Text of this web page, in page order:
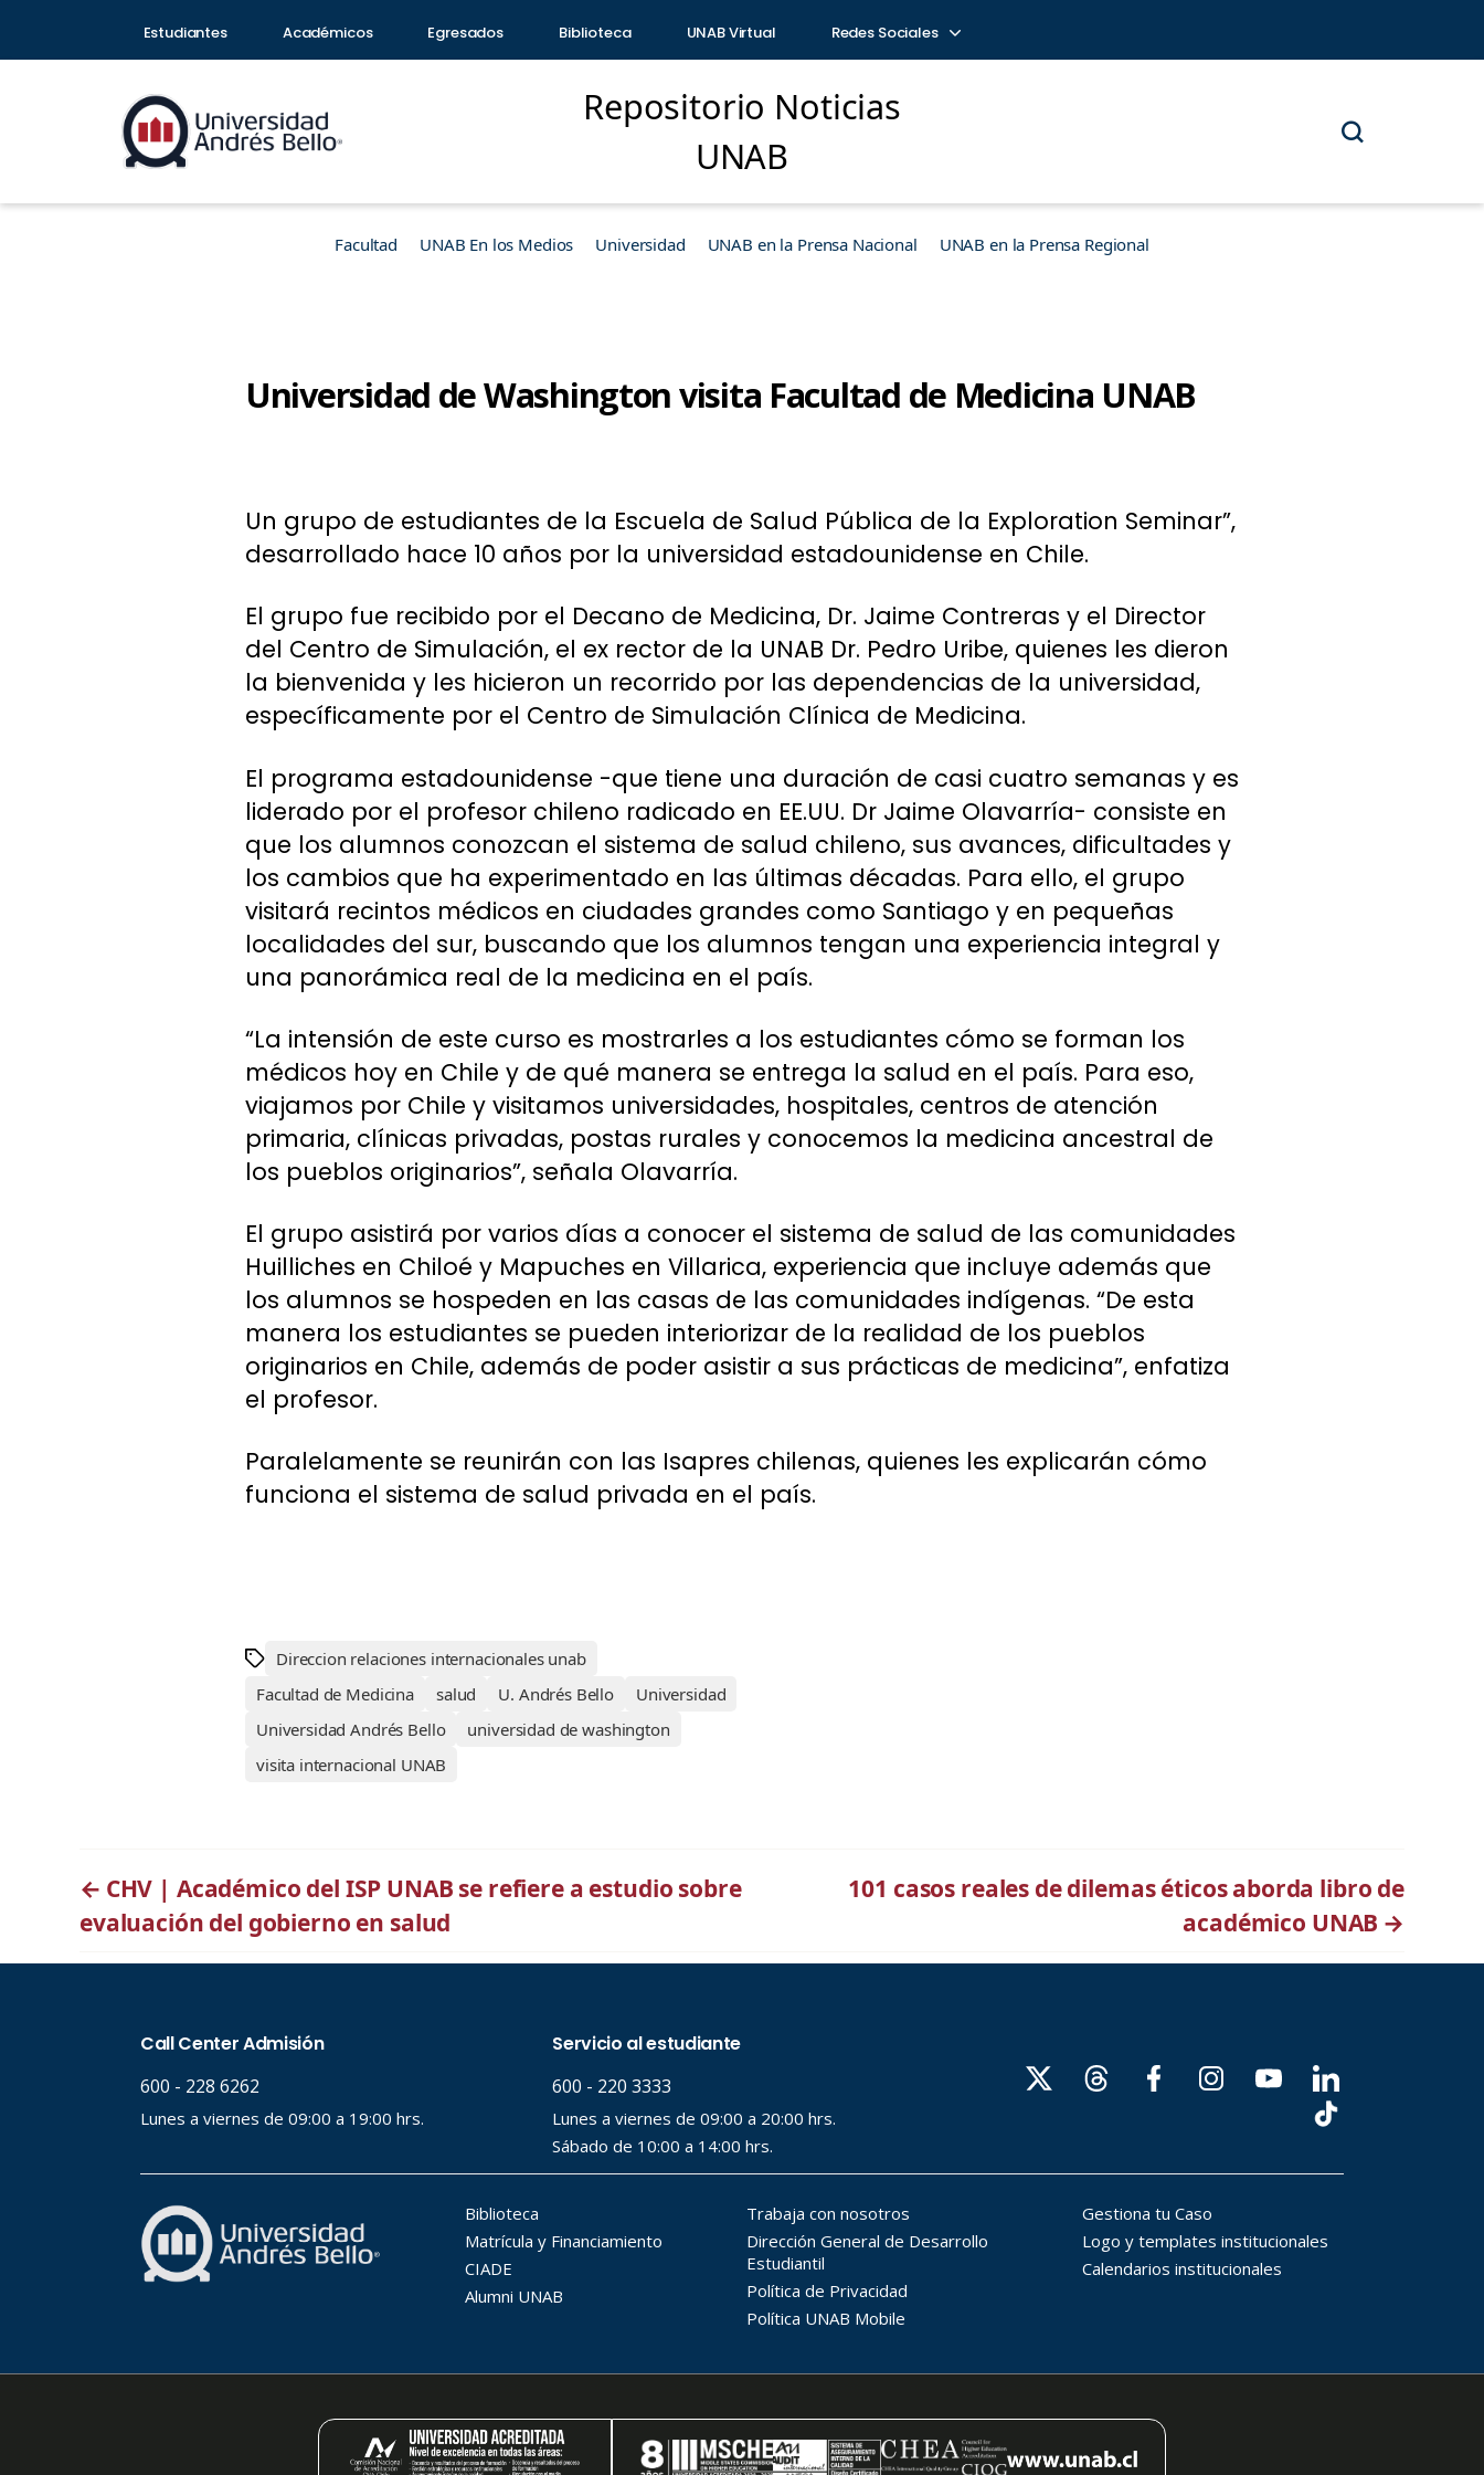
Estudiantes Académicos Egresados Biblioteca UNAB Virtual Redes Sociales
Repositorio Noticias
UNAB
Facultad UNAB En los Medios Universidad UNAB en la Prensa Nacional UNAB en la Prensa Regional
Universidad de Washington visita Facultad de Medicina UNAB
Un grupo de estudiantes de la Escuela de Salud Pública de la Exploration Seminar”,
desarrollado hace 10 años por la universidad estadounidense en Chile.
El grupo fue recibido por el Decano de Medicina, Dr. Jaime Contreras y el Director
del Centro de Simulación, el ex rector de la UNAB Dr. Pedro Uribe, quienes les dieron
la bienvenida y les hicieron un recorrido por las dependencias de la universidad,
específicamente por el Centro de Simulación Clínica de Medicina.
El programa estadounidense -que tiene una duración de casi cuatro semanas y es
liderado por el profesor chileno radicado en EE.UU. Dr Jaime Olavarría- consiste en
que los alumnos conozcan el sistema de salud chileno, sus avances, dificultades y
los cambios que ha experimentado en las últimas décadas. Para ello, el grupo
visitará recintos médicos en ciudades grandes como Santiago y en pequeñas
localidades del sur, buscando que los alumnos tengan una experiencia integral y
una panorámica real de la medicina en el país.
“La intensión de este curso es mostrarles a los estudiantes cómo se forman los
médicos hoy en Chile y de qué manera se entrega la salud en el país. Para eso,
viajamos por Chile y visitamos universidades, hospitales, centros de atención
primaria, clínicas privadas, postas rurales y conocemos la medicina ancestral de
los pueblos originarios”, señala Olavarría.
El grupo asistirá por varios días a conocer el sistema de salud de las comunidades
Huilliches en Chiloé y Mapuches en Villarica, experiencia que incluye además que
los alumnos se hospeden en las casas de las comunidades indígenas. “De esta
manera los estudiantes se pueden interiorizar de la realidad de los pueblos
originarios en Chile, además de poder asistir a sus prácticas de medicina”, enfatiza
el profesor.
Paralelamente se reunirán con las Isapres chilenas, quienes les explicarán cómo
funciona el sistema de salud privada en el país.
Direccion relaciones internacionales unab
Facultad de Medicina
salud U. Andrés Bello
Universidad
Universidad Andrés Bello
universidad de washington
visita internacional UNAB
← CHV | Académico del ISP UNAB se refiere a estudio sobre
evaluación del gobierno en salud
101 casos reales de dilemas éticos aborda libro de
académico UNAB →